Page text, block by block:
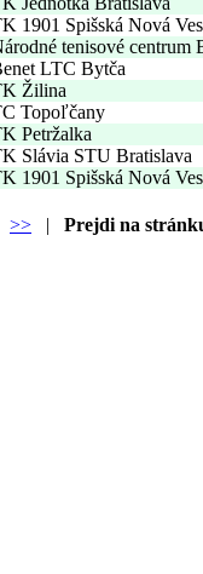
1901 Spišská Nová Ves
tenisové centrum
LTC Bytča
Žilina
Topoľčany
Petržalka
Slávia STU Bratislava
1901 Spišská Nová Ves
>> | Prejdi na